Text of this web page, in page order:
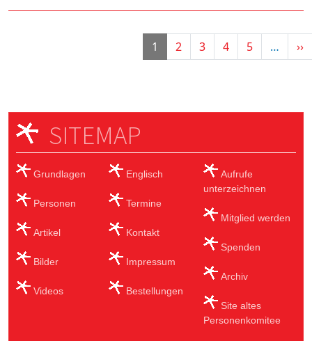
Seitennummerierung1 2 3 4 5 … ››
SITEMAP
Grundlagen
Personen
Artikel
Bilder
Videos
Englisch
Termine
Kontakt
Impressum
Bestellungen
Aufrufe
unterzeichnen
Mitglied werden
Spenden
Archiv
Site altes
Personenkomitee